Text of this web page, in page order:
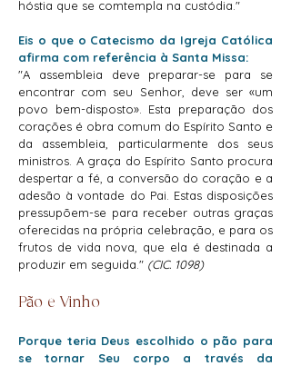
hóstia que se comtempla na custódia."
Eis o que o Catecismo da Igreja Católica
afirma com referência à Santa Missa:
"A assembleia deve preparar-se para se
encontrar com seu Senhor, deve ser «um
povo bem-disposto». Esta preparação dos
corações é obra comum do Espírito Santo e
da assembleia, particularmente dos seus
ministros. A graça do Espírito Santo procura
despertar a fé, a conversão do coração e a
adesão à vontade do Pai. Estas disposições
pressupõem-se para receber outras graças
oferecidas na própria celebração, e para os
frutos de vida nova, que ela é destinada a
produzir em seguida." (CIC. 1098)
Pão e Vinho
Porque teria Deus escolhido o pão para
se tornar Seu corpo a través da